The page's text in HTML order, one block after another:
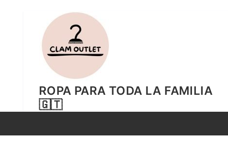
ROPA PARA TODA LA FAMILIA
🇬🇹